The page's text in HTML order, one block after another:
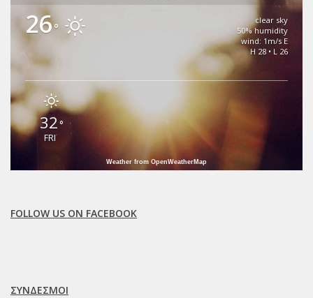
26°
clear sky
50% humidity
wind: 1m/s E
H 28 • L 26
32°
FRI
Weather from OpenWeatherMap
FOLLOW US ON FACEBOOK
ΣΥΝΔΈΣΜΟΙ